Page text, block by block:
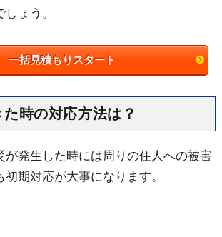
ょう。
一括見積もりスタート
時の対応方法は？
が発生した時には周りの住人への被害
期対応が大事になります。